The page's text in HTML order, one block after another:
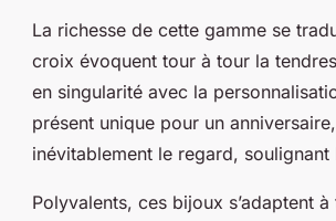
La richesse de cette gamme se
croix évoquent tour à tour la
en singularité avec la
présent unique pour un
inévitablement le regard,
Polyvalents, ces bijoux s’adaptent